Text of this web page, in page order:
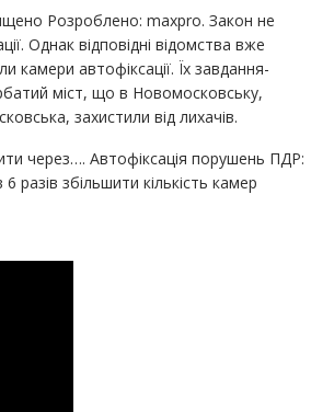
Розроблено: maxpro. Закон не
Однак відповідні відомства вже
камери автофіксації. Їх завдання-
міст, що в Новомосковську,
захистили від лихачів.
через…. Автофіксація порушень ПДР:
разів збільшити кількість камер